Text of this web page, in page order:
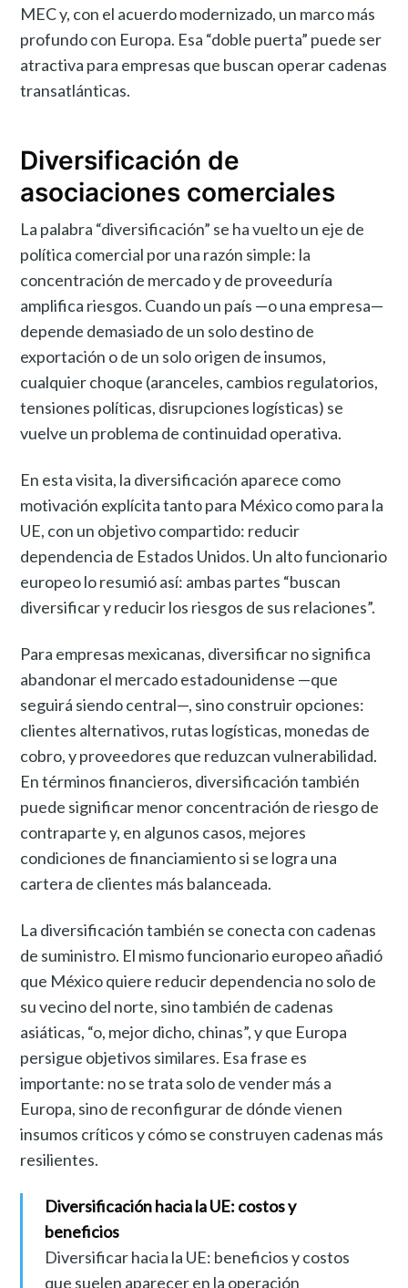
MEC y, con el acuerdo modernizado, un marco más
profundo con Europa. Esa “doble puerta” puede ser
atractiva para empresas que buscan operar cadenas
transatlánticas.
Diversificación de
asociaciones comerciales
La palabra “diversificación” se ha vuelto un eje de
política comercial por una razón simple: la
concentración de mercado y de proveeduría
amplifica riesgos. Cuando un país —o una empresa—
depende demasiado de un solo destino de
exportación o de un solo origen de insumos,
cualquier choque (aranceles, cambios regulatorios,
tensiones políticas, disrupciones logísticas) se
vuelve un problema de continuidad operativa.
En esta visita, la diversificación aparece como
motivación explícita tanto para México como para la
UE, con un objetivo compartido: reducir
dependencia de Estados Unidos. Un alto funcionario
europeo lo resumió así: ambas partes “buscan
diversificar y reducir los riesgos de sus relaciones”.
Para empresas mexicanas, diversificar no significa
abandonar el mercado estadounidense —que
seguirá siendo central—, sino construir opciones:
clientes alternativos, rutas logísticas, monedas de
cobro, y proveedores que reduzcan vulnerabilidad.
En términos financieros, diversificación también
puede significar menor concentración de riesgo de
contraparte y, en algunos casos, mejores
condiciones de financiamiento si se logra una
cartera de clientes más balanceada.
La diversificación también se conecta con cadenas
de suministro. El mismo funcionario europeo añadió
que México quiere reducir dependencia no solo de
su vecino del norte, sino también de cadenas
asiáticas, “o, mejor dicho, chinas”, y que Europa
persigue objetivos similares. Esa frase es
importante: no se trata solo de vender más a
Europa, sino de reconfigurar de dónde vienen
insumos críticos y cómo se construyen cadenas más
resilientes.
Diversificación hacia la UE: costos y
beneficios
Diversificar hacia la UE: beneficios y costos
que suelen aparecer en la operación